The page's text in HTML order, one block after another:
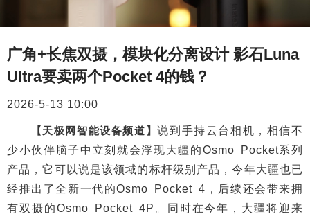
广角+长焦双摄，模块化分离设计 影石Luna
Ultra要卖两个Pocket 4的钱？
2026-5-13 10:00
【天极网智能设备频道】说到手持云台相机，相信不
少小伙伴脑子中立刻就会浮现大疆的Osmo Pocket系列
产品，它可以说是该领域的标杆级别产品，今年大疆也已
经推出了全新一代的Osmo Pocket 4，后续还会带来拥
有双摄的Osmo Pocket 4P。同时在今年，大疆将迎来